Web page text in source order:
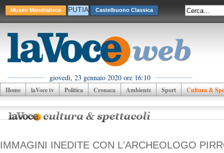
Museo Mandralisca PUTIA Castelbuono Classica
giovedì, 23 gennaio 2020 ore 16:10
Home laVoce tv Politica Cronaca Ambiente Sport Cultura &
IMMAGINI INEDITE CON L'ARCHEOLOGO